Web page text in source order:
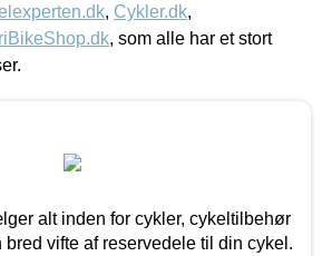
, Cykler.dk,
, som alle har et stort
alt inden for cykler, cykeltilbehør
bred vifte af reservedele til din cykel.